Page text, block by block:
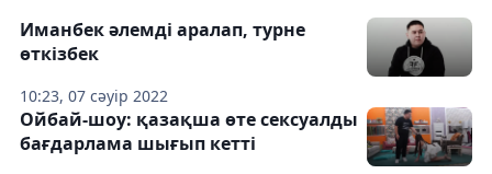
10:23, 07 сәуір 2022
Иманбек әлемді аралап, турне
өткізбек
Ойбай-шоу: қазақша өте сексуалды
бағдарлама шығып кетті